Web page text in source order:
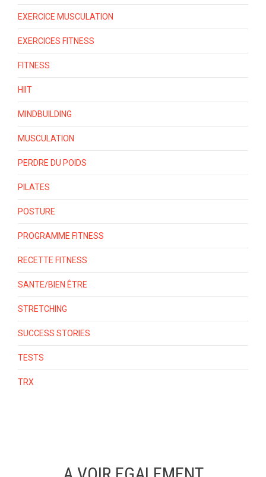
EXERCICE MUSCULATION
EXERCICES FITNESS
FITNESS
HIIT
MINDBUILDING
MUSCULATION
PERDRE DU POIDS
PILATES
POSTURE
PROGRAMME FITNESS
RECETTE FITNESS
SANTE/BIEN ÊTRE
STRETCHING
SUCCESS STORIES
TESTS
TRX